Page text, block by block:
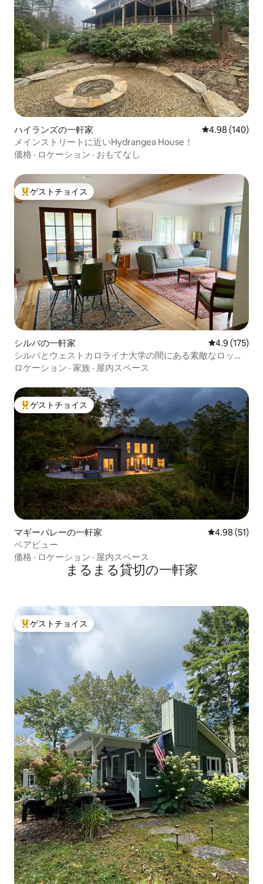
ハイランズの一軒家 レビュー140
4.98 (140)
メインストリートに近いHydrangea House！
価格 · ロケーション · おもてなし
大好評のゲストチョイスです。
ゲストチョイス
シルバの一軒家 レビュー175
4.9 (175)
シルバとウェストカロライナ大学の間にある素敵なロック
ハウス！
ロケーション · 家族 · 屋内スペース
大好評のゲストチョイスです。
ゲストチョイス
マギーバレーの一軒家 レビュー51
4.98 (51)
ベアビュー
価格 · ロケーション · 屋内スペース
まるまる貸切の一軒家
大好評のゲストチョイスです。
ゲストチョイス